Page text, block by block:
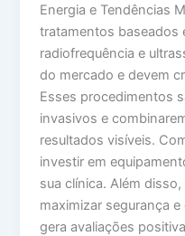
Energia e Tendências
tratamentos baseados
radiofrequência e
do mercado e devem
Esses procedimentos
invasivos e
resultados visíveis.
investir em
sua clínica. Além
maximizar segurança
gera avaliações